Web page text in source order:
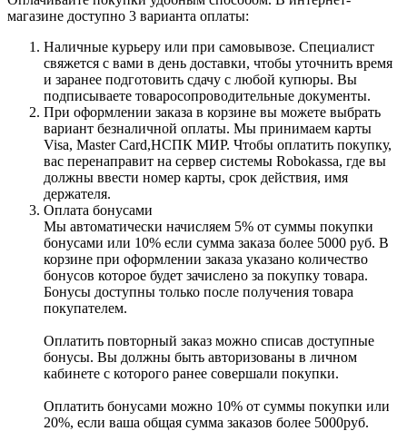
магазине доступно 3 варианта оплаты:
Наличные курьеру или при самовывозе. Специалист
свяжется с вами в день доставки, чтобы уточнить время
и заранее подготовить сдачу с любой купюры. Вы
подписываете товаросопроводительные документы.
При оформлении заказа в корзине вы можете выбрать
вариант безналичной оплаты. Мы принимаем карты
Visa, Master Card,НСПК МИР. Чтобы оплатить покупку,
вас перенаправит на сервер системы Robokassa, где вы
должны ввести номер карты, срок действия, имя
держателя.
Оплата бонусами
Мы автоматически начисляем 5% от суммы покупки
бонусами или 10% если сумма заказа более 5000 руб. В
корзине при оформлении заказа указано количество
бонусов которое будет зачислено за покупку товара.
Бонусы доступны только после получения товара
покупателем.
Оплатить повторный заказ можно списав доступные
бонусы. Вы должны быть авторизованы в личном
кабинете с которого ранее совершали покупки.
Оплатить бонусами можно 10% от суммы покупки или
20%, если ваша общая сумма заказов более 5000руб.